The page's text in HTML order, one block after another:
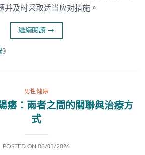
并及时采取适当应对措施。
繼續閱讀 →
》
男性健康
痿：兩者之間的關聯與治療方
式
POSTED ON 08/03/2026